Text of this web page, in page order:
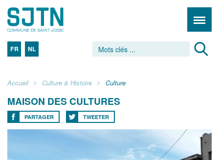
FR NL
Accueil Culture & Histoire Culture
MAISON DES CULTURES
PARTAGER TWEETER